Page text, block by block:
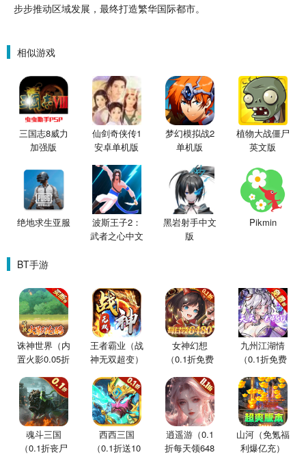
步步推动区域发展，最终打造繁华国际都市。
相似游戏
三国志8威力
加强版
仙剑奇侠传1
安卓单机版
梦幻模拟战2
单机版
植物大战僵尸
英文版
绝地求生亚服
波斯王子2：
武者之心中文
黑岩射手中文
版
Pikmin
BT手游
诛神世界（内
置火影0.05折
王者霸业（战
神无双超变）
女神幻想
（0.1折免费
九州江湖情
（0.1折免费
魂斗三国
（0.1折丧尸
西西三国
（0.1折送10
逍遥游（0.1
折每天领648
山河（免氪福
利爆亿充）